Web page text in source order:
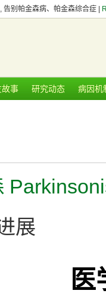
别帕金森病、帕金森综合症 |
故事 研究动态 病因机
展
医